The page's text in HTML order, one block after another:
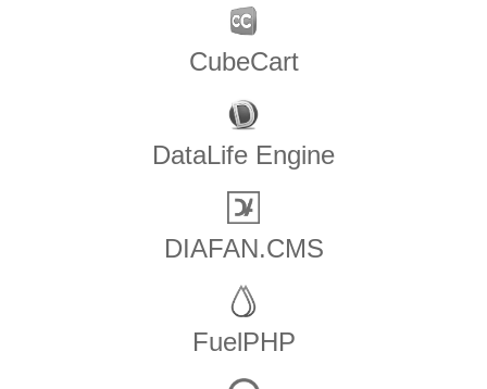
CubeCart
DataLife Engine
DIAFAN.CMS
FuelPHP